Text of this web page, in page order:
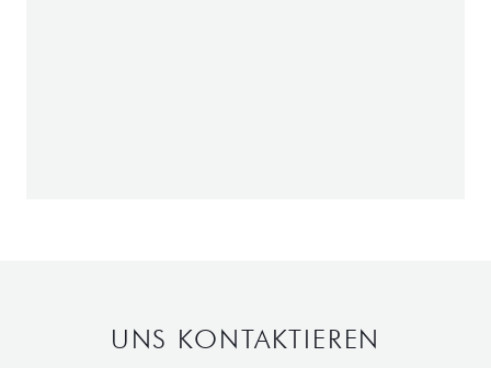
UNS KONTAKTIEREN